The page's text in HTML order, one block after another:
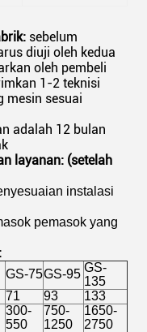
sebelum
diuji oleh kedua
oleh pembeli
1-2 teknisi
mesin sesuai
adalah 12 bulan
layanan: (setelah
instalasi
pemasok yang
GS-75GS-95 GS-
135
71 93
133
300-
550
750-
1250
1650-
2750